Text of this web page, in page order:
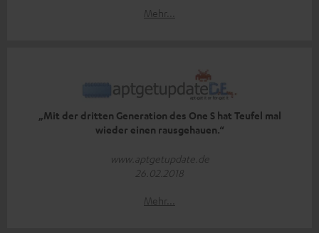
Mehr...
„Mit der dritten Generation des One S hat Teufel mal
wieder einen rausgehauen.“
www.aptgetupdate.de
26.02.2018
Mehr...